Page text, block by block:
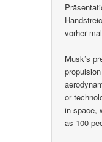
vorher
Musk’s
or
in space,
as 100